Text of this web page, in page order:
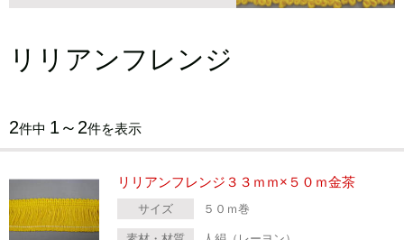
リリアンフレンジ
2件中 1～2件を表示
リリアンフレンジ３３ｍｍ×５０ｍ金茶
サイズ ５０ｍ巻